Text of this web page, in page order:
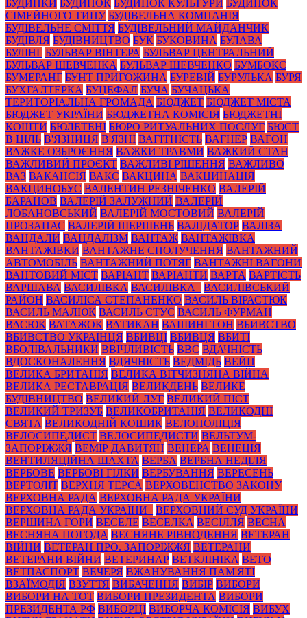
БУДИНКИ БУДИНОК БУДИНОК КУЛЬТУРИ БУДИНОК
СІМЕЙНОГО ТИПУ БУДІВЕЛЬНА КОМПАНІЯ
БУДІВЕЛЬНЕ СМІТТЯ БУДІВЕЛЬНИЙ МАЙДАНЧИК
БУДІВЛЯ БУДІВНИЦТВО БУК БУКОВИНА БУЛАВА
БУЛІНГ БУЛЬВАР ВІНТЕРА БУЛЬВАР ЦЕНТРАЛЬНИЙ
БУЛЬВАР ШЕВЧЕНКА БУЛЬВАР ШЕВЧЕНКО БУМБОКС
БУМЕРАНГ БУНТ ПРИГОЖИНА БУРЕВІЙ БУРУЛЬКА БУРЯ
БУХГАЛТЕРКА БУЦЕФАЛ БУЧА БУЧАЦЬКА
ТЕРИТОРІАЛЬНА ГРОМАДА БЮДЖЕТ БЮДЖЕТ МІСТА
БЮДЖЕТ УКРАЇНИ БЮДЖЕТНА КОМІСІЯ БЮДЖЕТНІ
КОШТИ БЮЛЕТЕНІ БЮРО РИТУАЛЬНИХ ПОСЛУГ БЮСТ
В ЦІЛЬ В'ЯЗНИЦЯ В'ЯЗНІ ВАГІТНІСТЬ ВАГНЕР ВАГОН
ВАЖКЕ ОЗБРОЄННЯ ВАЖКИ ТРАВМИ ВАЖКИЙ СТАН
ВАЖЛИВИЙ ПРОЄКТ ВАЖЛИВІ РІШЕННЯ ВАЖЛИВО
ВАЗ ВАКАНСІЯ ВАКС ВАКЦИНА ВАКЦИНАЦІЯ
ВАКЦИНОБУС ВАЛЕНТИН РЕЗНІЧЕНКО ВАЛЕРІЙ
БАРАНОВ ВАЛЕРІЙ ЗАЛУЖНИЙ ВАЛЕРІЙ
ЛОБАНОВСЬКИЙ ВАЛЕРІЙ МОСТОВИЙ ВАЛЕРІЙ
ПРОЗАПАС ВАЛЕРІЙ ШЕРШЕНЬ ВАЛІДАТОР ВАЛІЗА
ВАНДАЛИ ВАНДАЛІЗМ ВАНТАЖ ВАНТАЖІВКА
ВАНТАЖІВКИ ВАНТАЖНЕ СПОЛУЧЕННЯ ВАНТАЖНИЙ
АВТОМОБІЛЬ ВАНТАЖНИЙ ПОТЯГ ВАНТАЖНІ ВАГОНИ
ВАНТОВИЙ МІСТ ВАРІАНТ ВАРІАНТИ ВАРТА ВАРТІСТЬ
ВАРШАВА ВАСИЛІВКА ВАСИЛІВКА_
ВАСИЛІВСЬКИЙ
РАЙОН ВАСИЛІСА СТЕПАНЕНКО ВАСИЛЬ ВІРАСТЮК
ВАСИЛЬ МАЛЮК ВАСИЛЬ СТУС ВАСИЛЬ ФУРМАН
ВАСЮК ВАТАЖОК ВАТИКАН ВАШИНГТОН ВБИВСТВО
ВБИВСТВО УКРАЇНЦЯ ВБИВЦІ ВБИВЦЯ ВБИТІ
ВБОЛІВАЛЬНИКИ ВВІЧЛИВІСТЬ ВВС ВДАЧНІСТЬ
ВДОСКОНАЛЕННЯ ВДЯЧНІСТЬ ВЕДМІДЬ ВЕЙП
ВЕЛИКА БРИТАНІЯ ВЕЛИКА ВІТЧИЗНЯНА ВІЙНА
ВЕЛИКА РЕСТАВРАЦІЯ ВЕЛИКДЕНЬ ВЕЛИКЕ
БУДІВНИЦТВО ВЕЛИКИЙ ЛУГ ВЕЛИКИЙ ПІСТ
ВЕЛИКИЙ ТРИЗУБ ВЕЛИКОБРИТАНІЯ ВЕЛИКОДНІ
СВЯТА ВЕЛИКОДНІЙ КОШИК ВЕЛОПОЛІЦІЯ
ВЕЛОСИПЕДИСТ ВЕЛОСИПЕДИСТИ ВЕЛЬТУМ-
ЗАПОРІЖЖЯ ВЕМІР ДАВИТЯН ВЕНЕРА ВЕНЕЦІЯ
ВЕНТИЛЯЦІЙНА ШАХТА ВЕРБА ВЕРБНА НЕДІЛЯ
ВЕРБОВЕ ВЕРБОВІ ГІЛКИ ВЕРБУВАННЯ ВЕРЕСЕНЬ
ВЕРТОЛІТ ВЕРХНЯ ТЕРСА ВЕРХОВЕНСТВО ЗАКОНУ
ВЕРХОВНА РАДА ВЕРХОВНА РАДА УКРАЇНИ
ВЕРХОВНА РАДА УКРАЇНИ_
ВЕРХОВНИЙ СУД УКРАЇНИ
ВЕРШИНА ГОРИ ВЕСЕЛЕ ВЕСЕЛКА ВЕСІЛЛЯ ВЕСНА
ВЕСНЯНА ПОГОДА ВЕСНЯНЕ РІВНОДЕННЯ ВЕТЕРАН
ВІЙНИ ВЕТЕРАН ПРО. ЗАПОРІЖЖЯ ВЕТЕРАНИ
ВЕТЕРАНИ ВІЙНИ ВЕТЕРИНАР ВЕТКЛІНІКА ВЕТО
ВЕТПАСПОРТ ВЕЧЕРЯ ВЖАНУВАННЯ ПАМ'ЯТІ
ВЗАЇМОДІЯ ВЗУТТЯ ВИБАЧЕННЯ ВИБІР ВИБОРИ
ВИБОРИ НА ТОТ ВИБОРИ ПРЕЗИДЕНТА ВИБОРИ
ПРЕЗИДЕНТА РФ ВИБОРЦІ ВИБОРЧА КОМІСІЯ ВИБУХ